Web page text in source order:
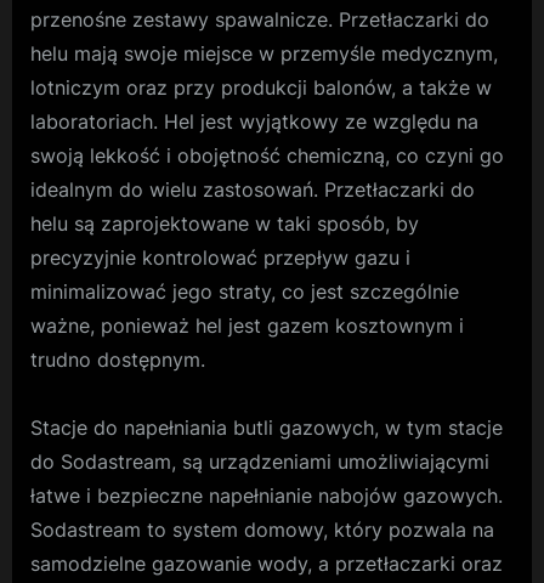
przenośne zestawy spawalnicze. Przetłaczarki do
helu mają swoje miejsce w przemyśle medycznym,
lotniczym oraz przy produkcji balonów, a także w
laboratoriach. Hel jest wyjątkowy ze względu na
swoją lekkość i obojętność chemiczną, co czyni go
idealnym do wielu zastosowań. Przetłaczarki do
helu są zaprojektowane w taki sposób, by
precyzyjnie kontrolować przepływ gazu i
minimalizować jego straty, co jest szczególnie
ważne, ponieważ hel jest gazem kosztownym i
trudno dostępnym.
Stacje do napełniania butli gazowych, w tym stacje
do Sodastream, są urządzeniami umożliwiającymi
łatwe i bezpieczne napełnianie nabojów gazowych.
Sodastream to system domowy, który pozwala na
samodzielne gazowanie wody, a przetłaczarki oraz